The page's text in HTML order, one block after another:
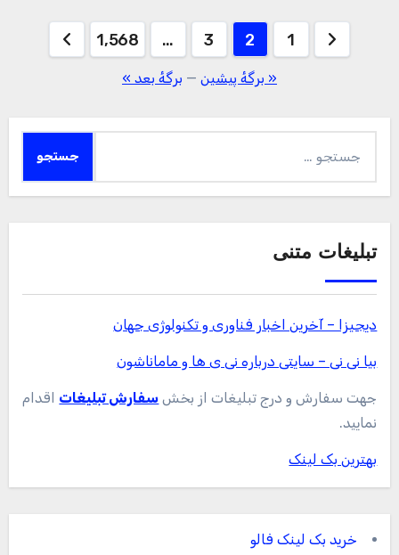
صفحه‌بندی
1
2
3
…
1,568
« برگه‌ٔ پیشین — برگهٔ بعد »
برای:
تبلیغات متنی
دیجیزا – آخرین اخبار فناوری و تکنولوژی جهان
بیا نی نی – سایتی درباره نی ی ها و ماماناشون
جهت سفارش و درج تبلیغات از بخش سفارش تبلیغات اقدام
نمایید.
بهترین بک لینک
خرید بک لینک فالو